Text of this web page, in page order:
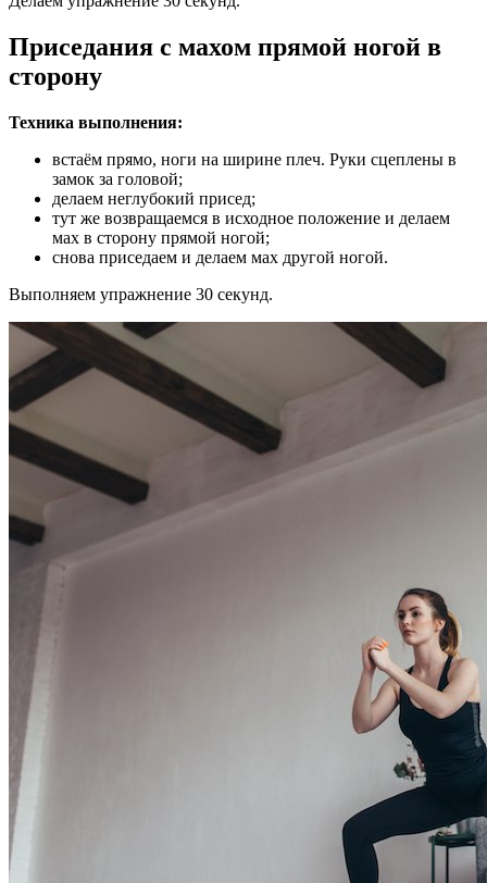
Приседания с махом прямой ногой в
сторону
Техника выполнения:
встаём прямо, ноги на ширине плеч. Руки сцеплены в
замок за головой;
делаем неглубокий присед;
тут же возвращаемся в исходное положение и делаем
мах в сторону прямой ногой;
снова приседаем и делаем мах другой ногой.
Выполняем упражнение 30 секунд.